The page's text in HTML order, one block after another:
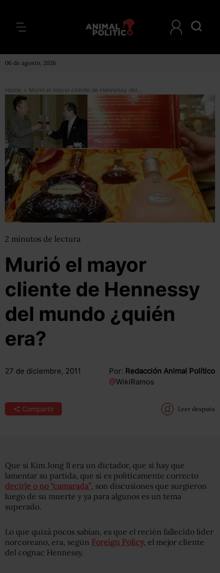
06 de agosto, 2026
Home > Murió el mayor cliente de Hennessy del mundo ¿quién era?
2 minutos de lectura
Murió el mayor
cliente de Hennessy
del mundo ¿quién
era?
27 de diciembre, 2011 Por: Redacción Animal Político
@WikiRamos
Compartir Leer después
Que si Kim Jong Il era un dictador, que si hay que
lamentar su partida, que si es políticamente correcto
decirle o no “camarada”, son discusiones que surgieron
luego de su muerte y ya para algunos es un tema
superado.
Lo que quizá pocos sabían, es que el recién fallecido líder
norcoreano, era, según Foreign Policy, el mejor cliente
del cognac Hennessy.